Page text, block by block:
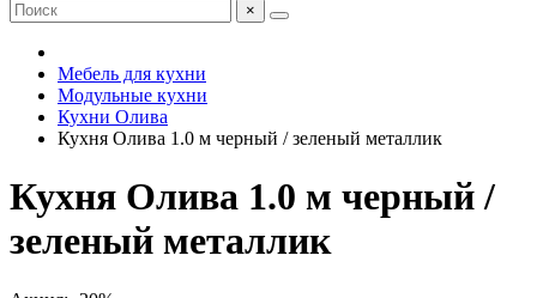
×
Мебель для кухни
Модульные кухни
Кухни Олива
Кухня Олива 1.0 м черный / зеленый металлик
Кухня Олива 1.0 м черный /
зеленый металлик